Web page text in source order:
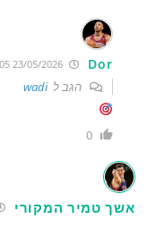
Dor
הגב לwadi
0
אשך טמיר המקורי